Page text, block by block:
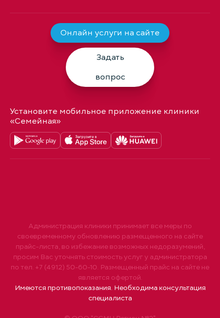
Онлайн услуги на сайте
Задать
вопрос
Установите мобильное приложение клиники
«Семейная»
Администрация клиники принимает все меры по
своевременному обновлению размещенного на сайте
прайс-листа, во избежание возможных недоразумений,
просим Вас уточнять стоимость услуг у администратора
по тел. +7 (4912) 50-60-10. Размещенный прайс на сайте не
является офертой.
Имеются противопоказания. Необходима консультация
специалиста